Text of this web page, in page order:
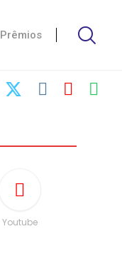
Prêmios
Youtube